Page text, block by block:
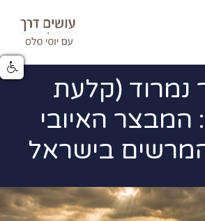
נמרוד (קלעת
המבצר האיובי
בישראל